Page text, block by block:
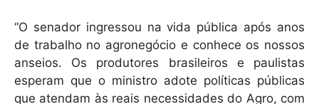
“O senador ingressou na vida pública após anos
de trabalho no agronegócio e conhece os nossos
anseios. Os produtores brasileiros e paulistas
esperam que o ministro adote políticas públicas
que atendam às reais necessidades do Agro, com